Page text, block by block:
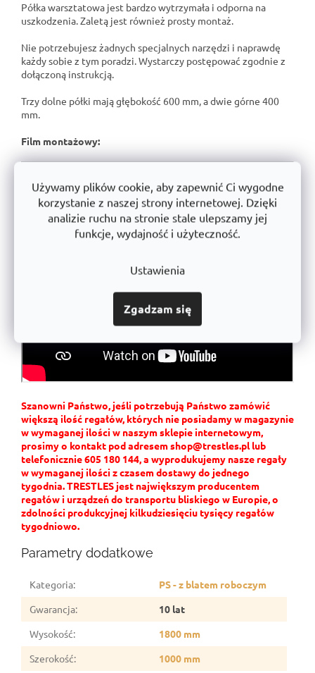
Używamy plików cookie, aby zapewnić Ci wygodne
korzystanie z naszej strony internetowej. Dzięki
analizie ruchu na stronie stale ulepszamy jej
funkcje, wydajność i użyteczność.
Ustawienia
Zgadzam się
Półka warsztatowa jest bardzo wytrzymała i odporna na
uszkodzenia. Zaletą jest również prosty montaż.
Nie potrzebujesz żadnych specjalnych narzędzi i naprawdę
każdy sobie z tym poradzi. Wystarczy postępować zgodnie z
dołączoną instrukcją.
Trzy dolne półki mają głębokość 600 mm, a dwie górne 400
mm.
Film montażowy:
Szanowni Państwo, jeśli potrzebują Państwo zamówić
większą ilość regałów, których nie posiadamy w magazynie
w wymaganej ilości w naszym sklepie internetowym,
prosimy o kontakt pod adresem shop@trestles.pl lub
telefonicznie 605 180 144, a wyprodukujemy nasze regały
w wymaganej ilości z czasem dostawy do jednego
tygodnia. TRESTLES jest największym producentem
regałów i urządzeń do transportu bliskiego w Europie, o
zdolności produkcyjnej kilkudziesięciu tysięcy regałów
tygodniowo.
Parametry dodatkowe
Kategoria:
PS - z blatem roboczym
Gwarancja:
10 lat
Wysokość:
1800 mm
Szerokość:
1000 mm